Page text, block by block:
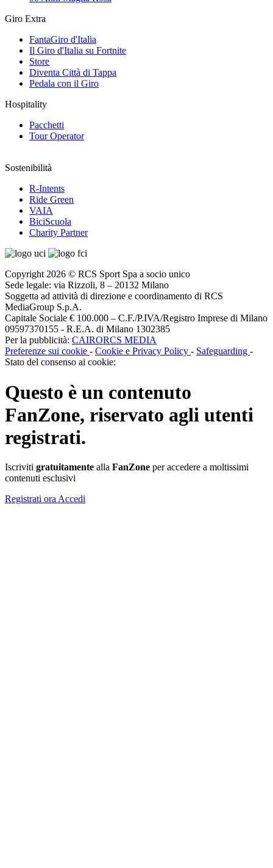
Giro Extra
FantaGiro d'Italia
Il Giro d'Italia su Fortnite
Store
Diventa Città di Tappa
Pedala con il Giro
Hospitality
Pacchetti
Tour Operator
Sostenibilità
R-Intents
Ride Green
VAIA
BiciScuola
Charity Partner
Copyright 2026 © RCS Sport Spa a socio unico
Sede legale: via Rizzoli, 8 – 20132 Milano
Soggetta ad attività di direzione e coordinamento di RCS
MediaGroup S.p.A.
Capitale Sociale € 100.000 – C.F./P.IVA/Registro Imprese di Milano
09597370155 - R.E.A. di Milano 1302385
Per la pubblicità: CAIRORCS MEDIA
Preferenze sui cookie - Cookie e Privacy Policy - Safeguarding -
Stato del consenso ai cookie:
Questo è un contenuto
FanZone, riservato agli utenti
registrati.
Iscriviti gratuitamente alla FanZone per accedere a moltissimi
contenuti esclusivi
Registrati ora Accedi